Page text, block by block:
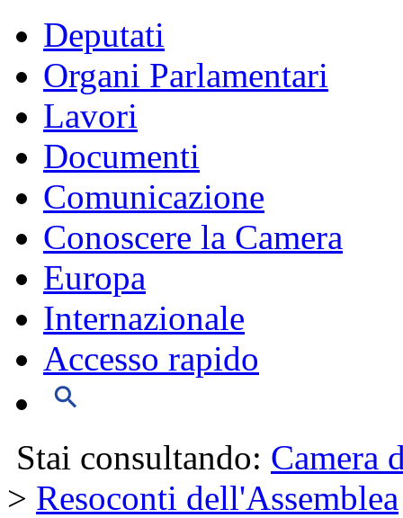
Deputati
Organi Parlamentari
Lavori
Documenti
Comunicazione
Conoscere la Camera
Europa
Internazionale
Accesso rapido
Stai consultando: Camera
> Resoconti dell'Assemblea